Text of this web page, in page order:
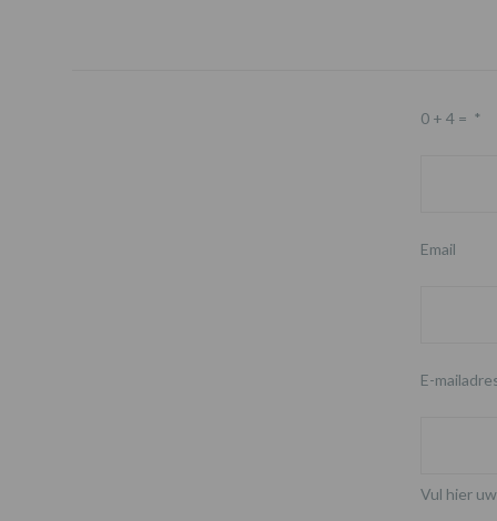
0 + 4 = *
Email
E-
Vul hier